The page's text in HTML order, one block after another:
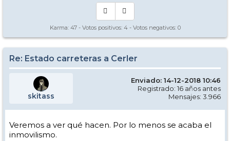
Karma: 47- Votos positivos: 4- Votos negativos: 0
Re: Estado carreteras a Cerler
skitass
Enviado: 14-12-2018 10:46
Registrado: 16 años antes
Mensajes: 3.966
Veremos a ver qué hacen. Por lo menos se acaba el
inmovilismo.